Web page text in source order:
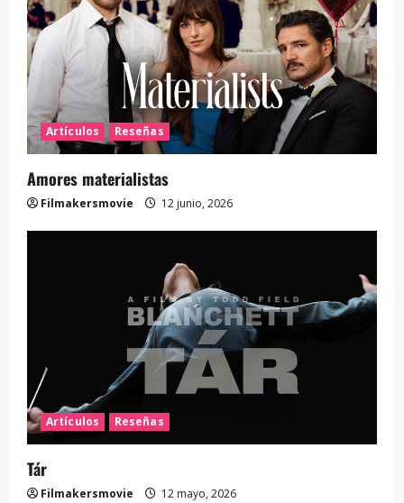
Artículos Reseñas
Amores materialistas
Filmakersmovie 12 junio, 2026
Artículos Reseñas
Tár
Filmakersmovie 12 mayo, 2026